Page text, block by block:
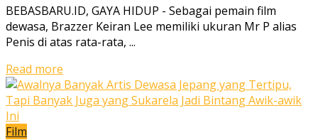
BEBASBARU.ID, GAYA HIDUP - Sebagai pemain film
dewasa, Brazzer Keiran Lee memiliki ukuran Mr P alias
Penis di atas rata-rata, ...
Read more
Film